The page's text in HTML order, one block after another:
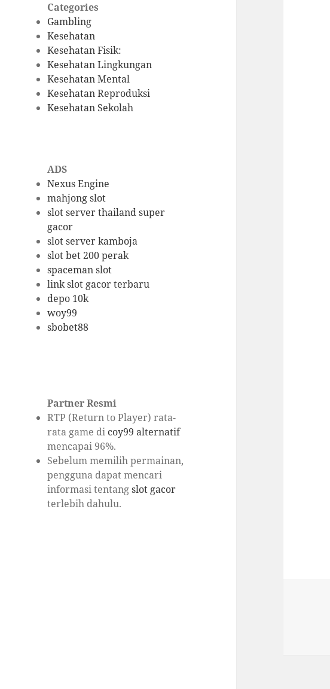
Categories
Gambling
Kesehatan
Kesehatan Fisik:
Kesehatan Lingkungan
Kesehatan Mental
Kesehatan Reproduksi
Kesehatan Sekolah
ADS
Nexus Engine
mahjong slot
slot server thailand super
gacor
slot server kamboja
slot bet 200 perak
spaceman slot
link slot gacor terbaru
depo 10k
woy99
sbobet88
Partner Resmi
RTP (Return to Player) rata-
rata game di coy99 alternatif
mencapai 96%.
Sebelum memilih permainan,
pengguna dapat mencari
informasi tentangslot gacor
terlebih dahulu.